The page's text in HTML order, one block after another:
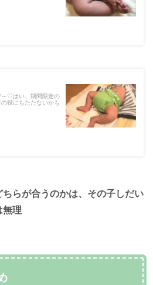
～♡はい、期間限定の
役にもたたないかも
ちらが合うのかは、その子しだい
無理